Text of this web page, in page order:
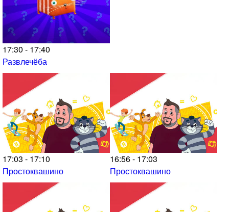
17:30 - 17:40
Развлечёба
17:03 - 17:10
Простоквашино
16:56 - 17:03
Простоквашино